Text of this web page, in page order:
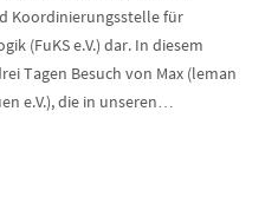
Koordinierungsstelle für
(FuKS e.V.) dar. In diesem
Tagen Besuch von Max (leman
e.V.), die in unseren…